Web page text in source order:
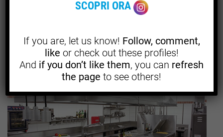
ore, stress, scarti e recensioni. Quando scegli forniture
compensare e inizia a lavorare meglio.
SCOPRI ORA
If you are, let us know! Follow, comment,
like or check out these profiles!
And if you don’t like them, you can refresh
the page to see others!